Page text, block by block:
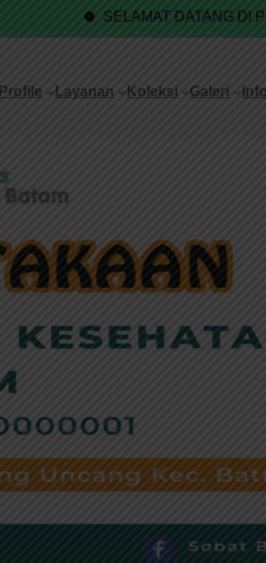
SELAMAT DATANG DI
Profile Layanan Koleksi Galeri